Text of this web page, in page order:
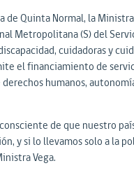
Quinta Normal, la
Metropolitana (S) del
cuidadoras y
el financiamiento de
humanos,
de que nuestro
y si lo llevamos solo a la
Vega.